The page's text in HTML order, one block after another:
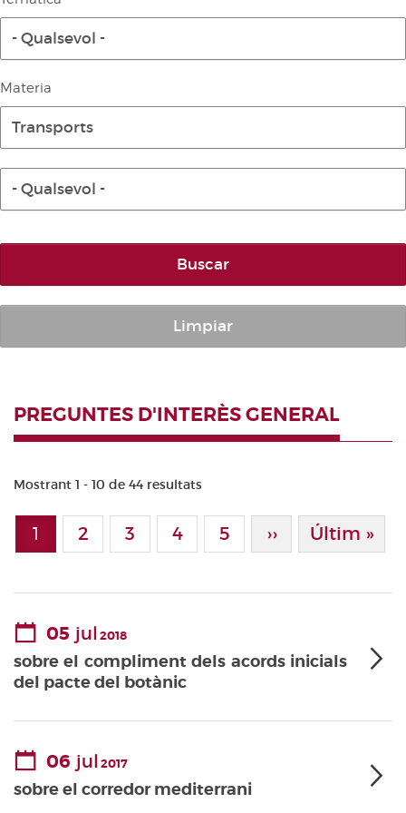
Diari de la Diputació Permanent
Publicacions no oficials
Anuari de Dret Parlamentari
Corts Forals
Altres publicacions
- Qualsevol -
Materia
Transports
- Qualsevol -
Buscar
Limpiar
PREGUNTES D'INTERÈS GENERAL
Mostrant 1 - 10 de 44 resultats
Paginació
Pàgina actual
1 Page
2 Page
3 Page
4 Page
5 Pàgina
›› Última
Últim »
05 jul2018
sobre el compliment dels acords inicials
del pacte del botànic
06 jul2017
sobre el corredor mediterrani